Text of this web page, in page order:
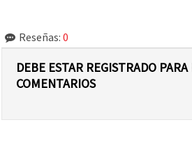
Reseñas: 0
DEBE ESTAR REGISTRADO
COMENTARIOS